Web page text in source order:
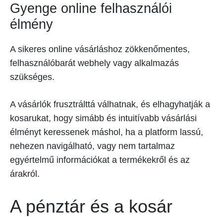
Gyenge online felhasználói
élmény
A sikeres online vásárláshoz zökkenőmentes,
felhasználóbarát webhely vagy alkalmazás
szükséges.
A vásárlók frusztrálttá válhatnak, és elhagyhatják a
kosarukat, hogy simább és intuitívabb vásárlási
élményt keressenek máshol, ha a platform lassú,
nehezen navigálható, vagy nem tartalmaz
egyértelmű információkat a termékekről és az
árakról.
A pénztár és a kosár